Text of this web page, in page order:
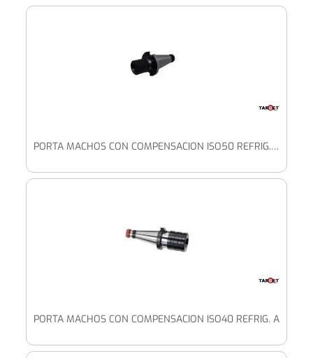
PORTA MACHOS CON COMPENSACION ISO50 REFRIG. A
PORTA MACHOS CON COMPENSACION ISO40 REFRIG. A